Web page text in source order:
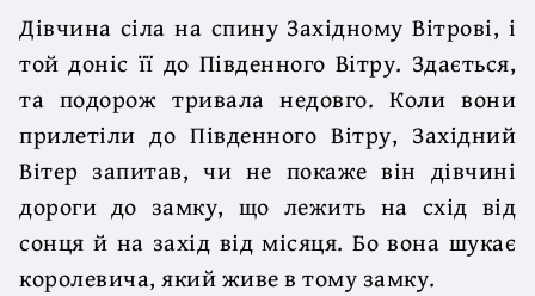
Дівчина сіла на спину Західному Вітрові, і
той доніс її до Південного Вітру. Здається,
та подорож тривала недовго. Коли вони
прилетіли до Південного Вітру, Західний
Вітер запитав, чи не покаже він дівчині
дороги до замку, що лежить на схід від
сонця й на захід від місяця. Бо вона шукає
королевича, який живе в тому замку.